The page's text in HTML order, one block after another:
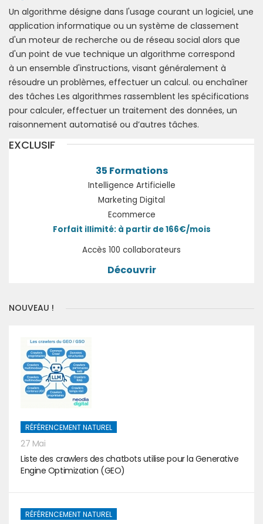
Un algorithme désigne dans l'usage courant un logiciel, une
application informatique ou un système de classement
d'un moteur de recherche ou de réseau social alors que
d'un point de vue technique un algorithme correspond
à un ensemble d'instructions, visant généralement à
résoudre un problèmes, effectuer un calcul. ou enchaîner
des tâches Les algorithmes rassemblent les spécifications
pour calculer, effectuer un traitement des données, un
raisonnement automatisé ou d’autres tâches.
EXCLUSIF
35 Formations
Intelligence Artificielle
Marketing Digital
Ecommerce
Forfait illimité: à partir de 166€/mois
Accès 100 collaborateurs
Découvrir
NOUVEAU !
RÉFÉRENCEMENT NATUREL
27 Mai
Liste des crawlers des chatbots utilise pour la Generative
Engine Optimization (GEO)
RÉFÉRENCEMENT NATUREL